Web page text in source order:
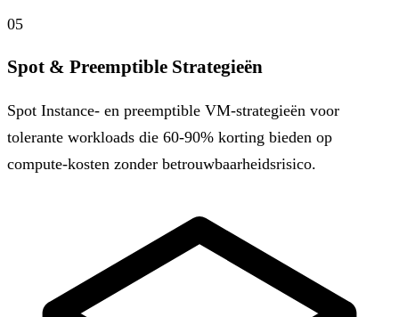
05
Spot & Preemptible Strategieën
Spot Instance- en preemptible VM-strategieën voor
tolerante workloads die 60-90% korting bieden op
compute-kosten zonder betrouwbaarheidsrisico.